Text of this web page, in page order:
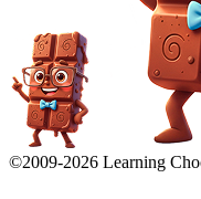
©2009-2026 Learning